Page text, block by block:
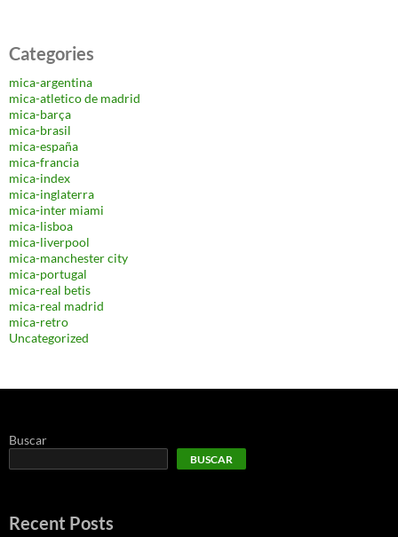
Categories
mica-argentina
mica-atletico de madrid
mica-barça
mica-brasil
mica-españa
mica-francia
mica-index
mica-inglaterra
mica-inter miami
mica-lisboa
mica-liverpool
mica-manchester city
mica-portugal
mica-real betis
mica-real madrid
mica-retro
Uncategorized
Buscar
BUSCAR
Recent Posts